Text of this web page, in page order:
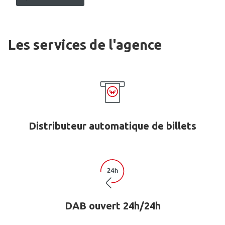
Les services de l'agence
Distributeur automatique de billets
DAB ouvert 24h/24h